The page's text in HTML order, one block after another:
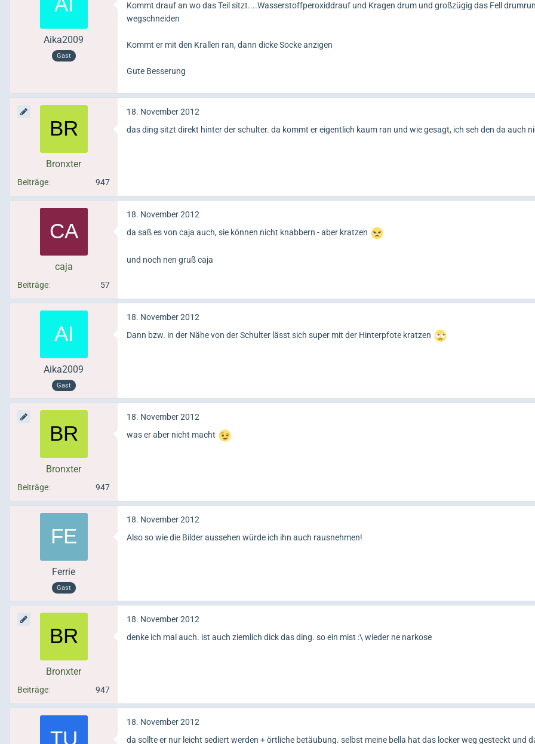
Aika2009
Gast
Kommt drauf an wo das Teil sitzt....Wasserstoffperoxiddrauf und Kragen drum und großzügig das Fell
wegschneiden
Kommt er mit den Krallen ran, dann dicke Socke anzigen
Gute Besserung
Bronxter
Beiträge 947
18. November 2012
das ding sitzt direkt hinter der schulter. da kommt er eigentlich kaum ran und wie gesagt, ich seh den da auch
caja
Beiträge 57
18. November 2012
da saß es von caja auch, sie können nicht knabbern - aber kratzen
und noch nen gruß caja
Aika2009
Gast
18. November 2012
Dann bzw. in der Nähe von der Schulter lässt sich super mit der Hinterpfote kratzen
Bronxter
Beiträge 947
18. November 2012
was er aber nicht macht
Ferrie
Gast
18. November 2012
Also so wie die Bilder aussehen würde ich ihn auch rausnehmen!
Bronxter
Beiträge 947
18. November 2012
denke ich mal auch. ist auch ziemlich dick das ding. so ein mist :\ wieder ne narkose
18. November 2012
da sollte er nur leicht sediert werden + örtliche betäubung. selbst meine bella hat das locker weg gesteckt und